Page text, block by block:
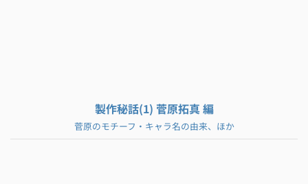
製作秘話(1) 菅原拓真 編
菅原のモチーフ・キャラ名の由来、ほか